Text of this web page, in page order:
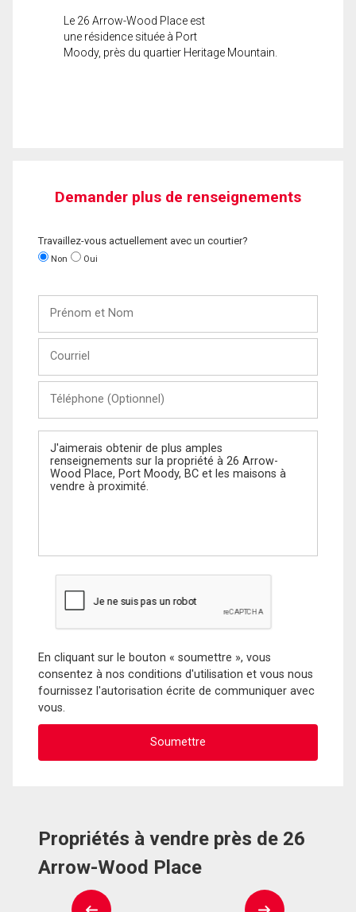
Le 26 Arrow-Wood Place est
une résidence située à Port
Moody, près du quartier Heritage Mountain.
Demander plus de renseignements
Travaillez-vous actuellement avec un courtier?
Non Oui
Nom
(Optionnel)
Message
En cliquant sur le bouton « soumettre », vous
consentez à nos conditions d'utilisation et vous nous
fournissez l'autorisation écrite de communiquer avec
vous.
Propriétés à vendre près de 26
Arrow-Wood Place